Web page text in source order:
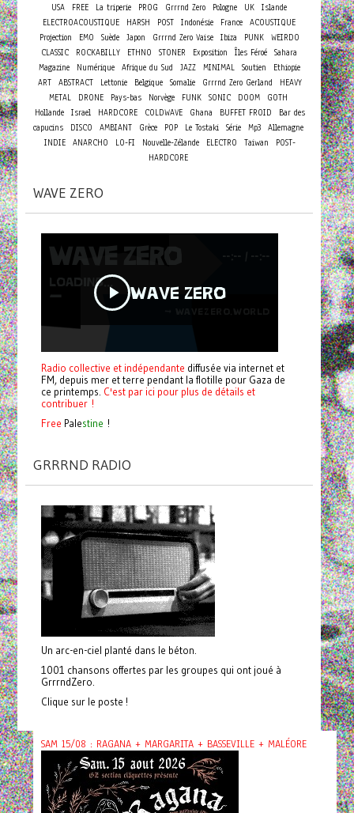
USA
FREE La triperie PROG Grrrnd Zero Pologne UK Islande
ELECTROACOUSTIQUE
HARSH POST Indonésie France ACOUSTIQUE
Projection
EMO Suède Japon Grrrnd Zero Vaise Ibiza PUNK
WEIRDO
CLASSIC
ROCKABILLY ETHNO STONER Exposition Îles Féroé Sahara
Magazine
Numérique Afrique du Sud JAZZ MINIMAL Soutien
Ethiopie
ART ABSTRACT Lettonie Belgique Somalie Grrrnd Zero Gerland
HEAVY
METAL
DRONE Pays-bas Norvège FUNK SONIC DOOM
GOTH
Hollande Israel HARDCORE COLDWAVE Ghana BUFFET FROID
Bar des
capucins
DISCO AMBIANT Grèce POP Le Tostaki Série Mp3 Allemagne
INDIE ANARCHO LO-FI Nouvelle-Zélande ELECTRO Taiwan
POST-
HARDCORE
WAVE ZERO
Radio collective et indépendante diffusée via internet et
FM, depuis mer et terre pendant la flotille pour Gaza de
ce printemps. C'est par ici pour plus de détails et
contribuer !
Free Palestine !
GRRRND RADIO
Un arc-en-ciel planté dans le béton.
1001 chansons offertes par les groupes qui ont joué à
GrrrndZero.
Clique sur le poste !
SAM 15/08 : RAGANA + MARGARITA + BASSEVILLE + MALÉORE